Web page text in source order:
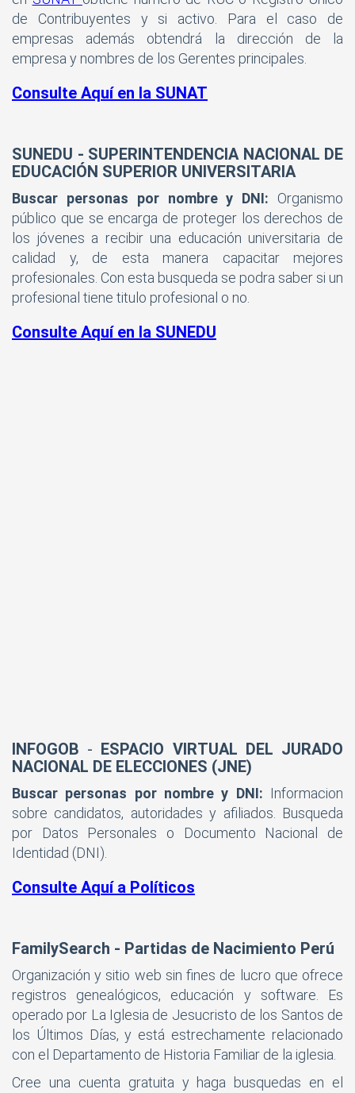
de Contribuyentes y si activo. Para el caso de
empresas además obtendrá la dirección de la
empresa y nombres de los Gerentes principales.
Consulte Aquí en la SUNAT
SUNEDU - SUPERINTENDENCIA NACIONAL DE
EDUCACIÓN SUPERIOR UNIVERSITARIA
Buscar personas por nombre y DNI: Organismo
público que se encarga de proteger los derechos de
los jóvenes a recibir una educación universitaria de
calidad y, de esta manera capacitar mejores
profesionales. Con esta busqueda se podra saber si un
profesional tiene titulo profesional o no.
Consulte Aquí en la SUNEDU
INFOGOB - ESPACIO VIRTUAL DEL JURADO
NACIONAL DE ELECCIONES (JNE)
Buscar personas por nombre y DNI: Informacion
sobre candidatos, autoridades y afiliados. Busqueda
por Datos Personales o Documento Nacional de
Identidad (DNI).
Consulte Aquí a Políticos
FamilySearch - Partidas de Nacimiento Perú
Organización y sitio web sin fines de lucro que ofrece
registros genealógicos, educación y software. Es
operado por La Iglesia de Jesucristo de los Santos de
los Últimos Días, y está estrechamente relacionado
con el Departamento de Historia Familiar de la iglesia.
Cree una cuenta gratuita y haga busquedas en el